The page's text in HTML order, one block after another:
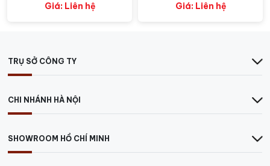
Rượu vang đỏ toàn thân(Cabernet Sauvignon,
dụng một bình decanter pha lê có đế rộng.
Rượu vang đỏ thân trung bình
Sangiovese, Barbera, Dolcetto…) decanter cỡ
Giá: Liên hệ Giá: Liên hệ
TRỤ SỞ CÔNG TY
CHI NHÁNH HÀ NỘI
SHOWROOM HỒ CHÍ MINH